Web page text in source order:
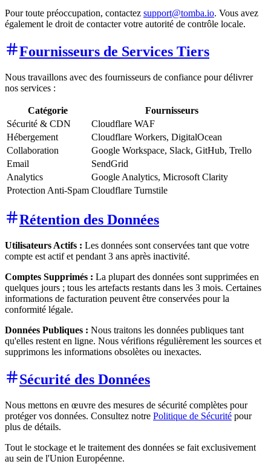
Pour toute préoccupation, contactez support@tomba.io. Vous avez
également le droit de contacter votre autorité de contrôle locale.
Fournisseurs de Services Tiers
Nous travaillons avec des fournisseurs de confiance pour délivrer
nos services :
Catégorie
Fournisseurs
Sécurité & CDN
Cloudflare WAF
Hébergement
Cloudflare Workers, DigitalOcean
Collaboration
Google Workspace, Slack, GitHub, Trello
Email
SendGrid
Analytics
Google Analytics, Microsoft Clarity
Protection Anti-Spam Cloudflare Turnstile
Rétention des Données
Utilisateurs Actifs : Les données sont conservées tant que votre
compte est actif et pendant 3 ans après inactivité.
Comptes Supprimés : La plupart des données sont supprimées en
quelques jours ; tous les artefacts restants dans les 3 mois. Certaines
informations de facturation peuvent être conservées pour la
conformité légale.
Données Publiques : Nous traitons les données publiques tant
qu'elles restent en ligne. Nous vérifions régulièrement les sources et
supprimons les informations obsolètes ou inexactes.
Sécurité des Données
Nous mettons en œuvre des mesures de sécurité complètes pour
protéger vos données. Consultez notre Politique de Sécurité pour
plus de détails.
Tout le stockage et le traitement des données se fait exclusivement
au sein de l'Union Européenne.